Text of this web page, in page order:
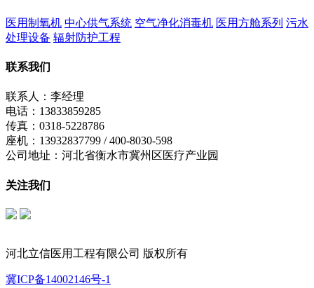
医用制氧机 中心供气系统 空气净化消毒机 医用方舱系列 污水
处理设备 辐射防护工程
联系我们
联系人：李经理
电话：13833859285
传真：0318-5228786
座机：13932837799 / 400-8030-598
公司地址：河北省衡水市冀州区医疗产业园
关注我们
河北立信医用工程有限公司 版权所有
冀ICP备14002146号-1